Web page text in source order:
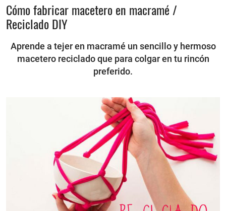
Cómo fabricar macetero en macramé /
Reciclado DIY
Aprende a tejer en macramé un sencillo y hermoso
macetero reciclado que para colgar en tu rincón
preferido.